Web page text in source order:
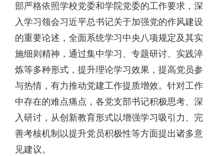
部严格依照学校党委和学院党委的工作要求，深
入学习领会习近平总书记关于加强党的作风建设
的重要论述，全面系统学习中央八项规定及其实
施细则精神，通过集中学习、专题研讨、实践淬
炼等多种形式，提升理论学习效果，提高党员参
与热情，有力推动党建工作提质增效。针对工作
中存在的难点痛点，各党支部书记积极思考、深
入研讨，从创新教育形式以增强学习吸引力、完
善考核机制以提升党员积极性等方面提出诸多意
见建议。